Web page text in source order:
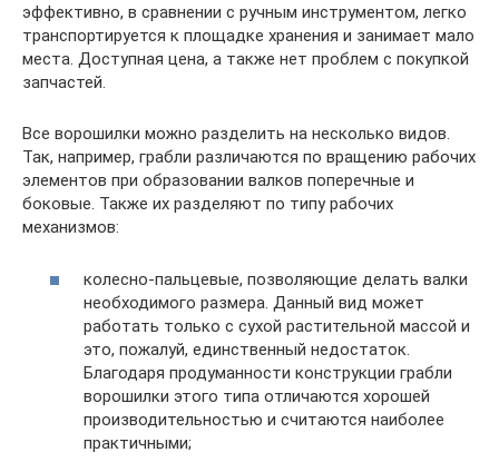
эффективно, в сравнении с ручным инструментом, легко
транспортируется к площадке хранения и занимает мало
места. Доступная цена, а также нет проблем с покупкой
запчастей.
Все ворошилки можно разделить на несколько видов.
Так, например, грабли различаются по вращению рабочих
элементов при образовании валков поперечные и
боковые. Также их разделяют по типу рабочих
механизмов:
колесно-пальцевые, позволяющие делать валки
необходимого размера. Данный вид может
работать только с сухой растительной массой и
это, пожалуй, единственный недостаток.
Благодаря продуманности конструкции грабли
ворошилки этого типа отличаются хорошей
производительностью и считаются наиболее
практичными;